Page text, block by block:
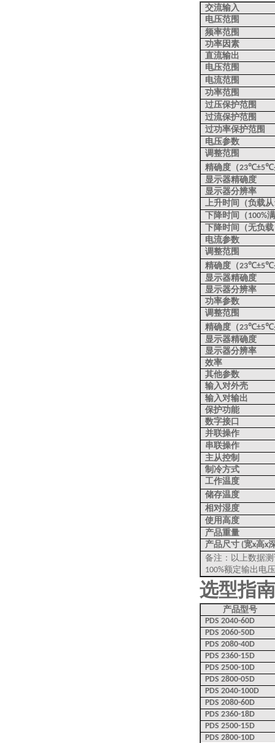
交流输入
电压范围
频率范围
功率因素
直流输出
电压范围
电流范围
功率范围
过压保护范围
过流保护范围
过功率保护范围
电压参数
调整范围
精确度（23℃±5℃
显示器精确度
显示器分辨率
上升时间（负载从
下降时间（100%
下降时间（无负
电流参数
调整范围
精确度（23℃±5℃
显示器精确度
显示器分辨率
功率参数
调整范围
精确度（23℃±5℃
显示器精确度
显示器分辨率
效率
其他参数
输入对外壳
输入对输出
保护功能
数字接口
并联操作
串联操作
主从控制
制冷方式
工作温度
储存温度
相对湿度
使用高度
产品重量
产品尺寸 (宽x高x
备注：以上数据
100%额定输出电
选型指
产品型号
PDS 2040-60D
PDS 2060-50D
PDS 2080-40D
PDS 2360-15D
PDS 2500-10D
PDS 2800-05D
PDS 2040-100D
PDS 2080-60D
PDS 2360-18D
PDS 2500-15D
PDS 2800-10D